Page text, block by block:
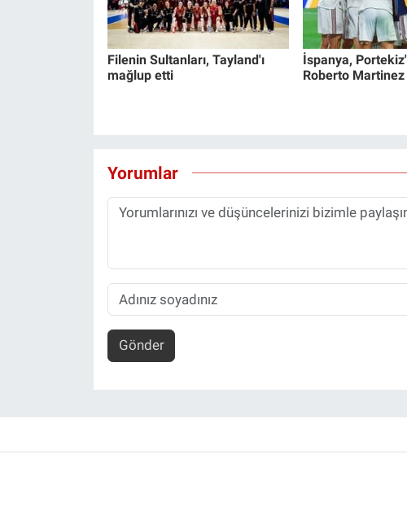
Filenin Sultanları, Tayland'ı
mağlup etti
İspanya,
Roberto
Yorumlar
Gönder